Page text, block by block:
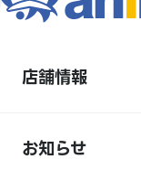
店舗情報
お知らせ